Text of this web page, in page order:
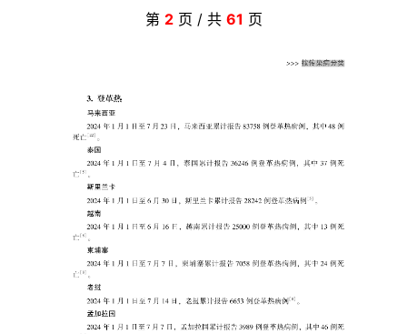
第 2页 / 共 61 页